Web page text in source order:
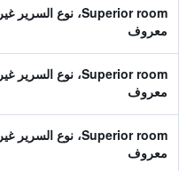
Superior room، نوع السرير غير
معروف
Superior room، نوع السرير غير
معروف
Superior room، نوع السرير غير
معروف